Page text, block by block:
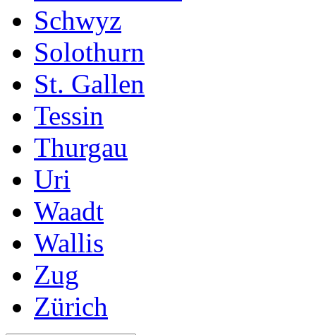
Schwyz
Solothurn
St. Gallen
Tessin
Thurgau
Uri
Waadt
Wallis
Zug
Zürich